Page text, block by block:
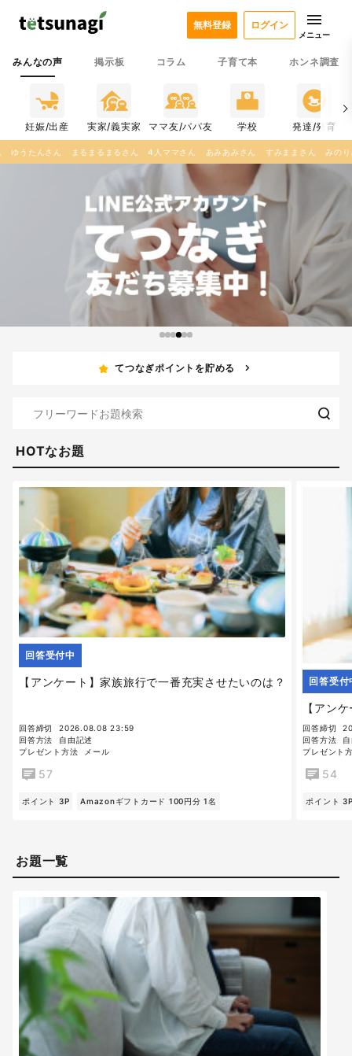
みんなの声 掲示板 コラム 子育て本 ホンネ調査
無料登録 ログイン
メニュー
妊娠/出産 実家/義実家 ママ友/パパ友 学校 発達/発育
4人ママさん あみあみさん すみままさん みのりさん ゆうたんさん 薙氏さん
てつなぎポイントを貯める
HOTなお題
【アンケート】家族旅行で一番充実させたいのは？
回答受付中
回答締切
2026.08.08 23:59
回答方法
自由記述
プレゼント方法
メール
57
ポイント 3P Amazonギフトカード 100円分 1名
【アン
回答受付
回答締切
回答方法
プレゼント
54
ポイント
お題一覧